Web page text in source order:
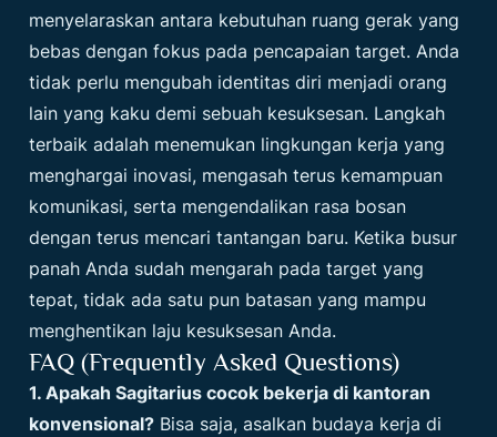
menyelaraskan antara kebutuhan ruang gerak yang
bebas dengan fokus pada pencapaian target. Anda
tidak perlu mengubah identitas diri menjadi orang
lain yang kaku demi sebuah kesuksesan. Langkah
terbaik adalah menemukan lingkungan kerja yang
menghargai inovasi, mengasah terus kemampuan
komunikasi, serta mengendalikan rasa bosan
dengan terus mencari tantangan baru. Ketika busur
panah Anda sudah mengarah pada target yang
tepat, tidak ada satu pun batasan yang mampu
menghentikan laju kesuksesan Anda.
FAQ (Frequently Asked Questions)
1. Apakah Sagitarius cocok bekerja di kantoran
konvensional? Bisa saja, asalkan budaya kerja di